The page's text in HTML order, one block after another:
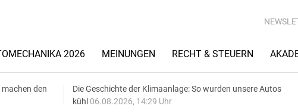
2026 MEINUNGEN RECHT & STEUERN
den
Die Geschichte der Klimaanlage: So wurden unsere Autos
kühl 06.08.2026, 14:29 Uhr